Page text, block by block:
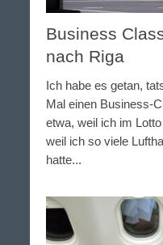
Business
nach Riga
Ich habe es getan,
Mal einen Business-
etwa, weil ich im
weil ich so viele
hatte...